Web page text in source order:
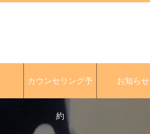
カウンセリング予
約
お知らせ